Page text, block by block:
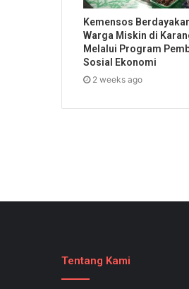
Kemensos
Warga Miskin di
Melalui Program
Sosial Ekonomi
2 weeks ago
Tentang Kami